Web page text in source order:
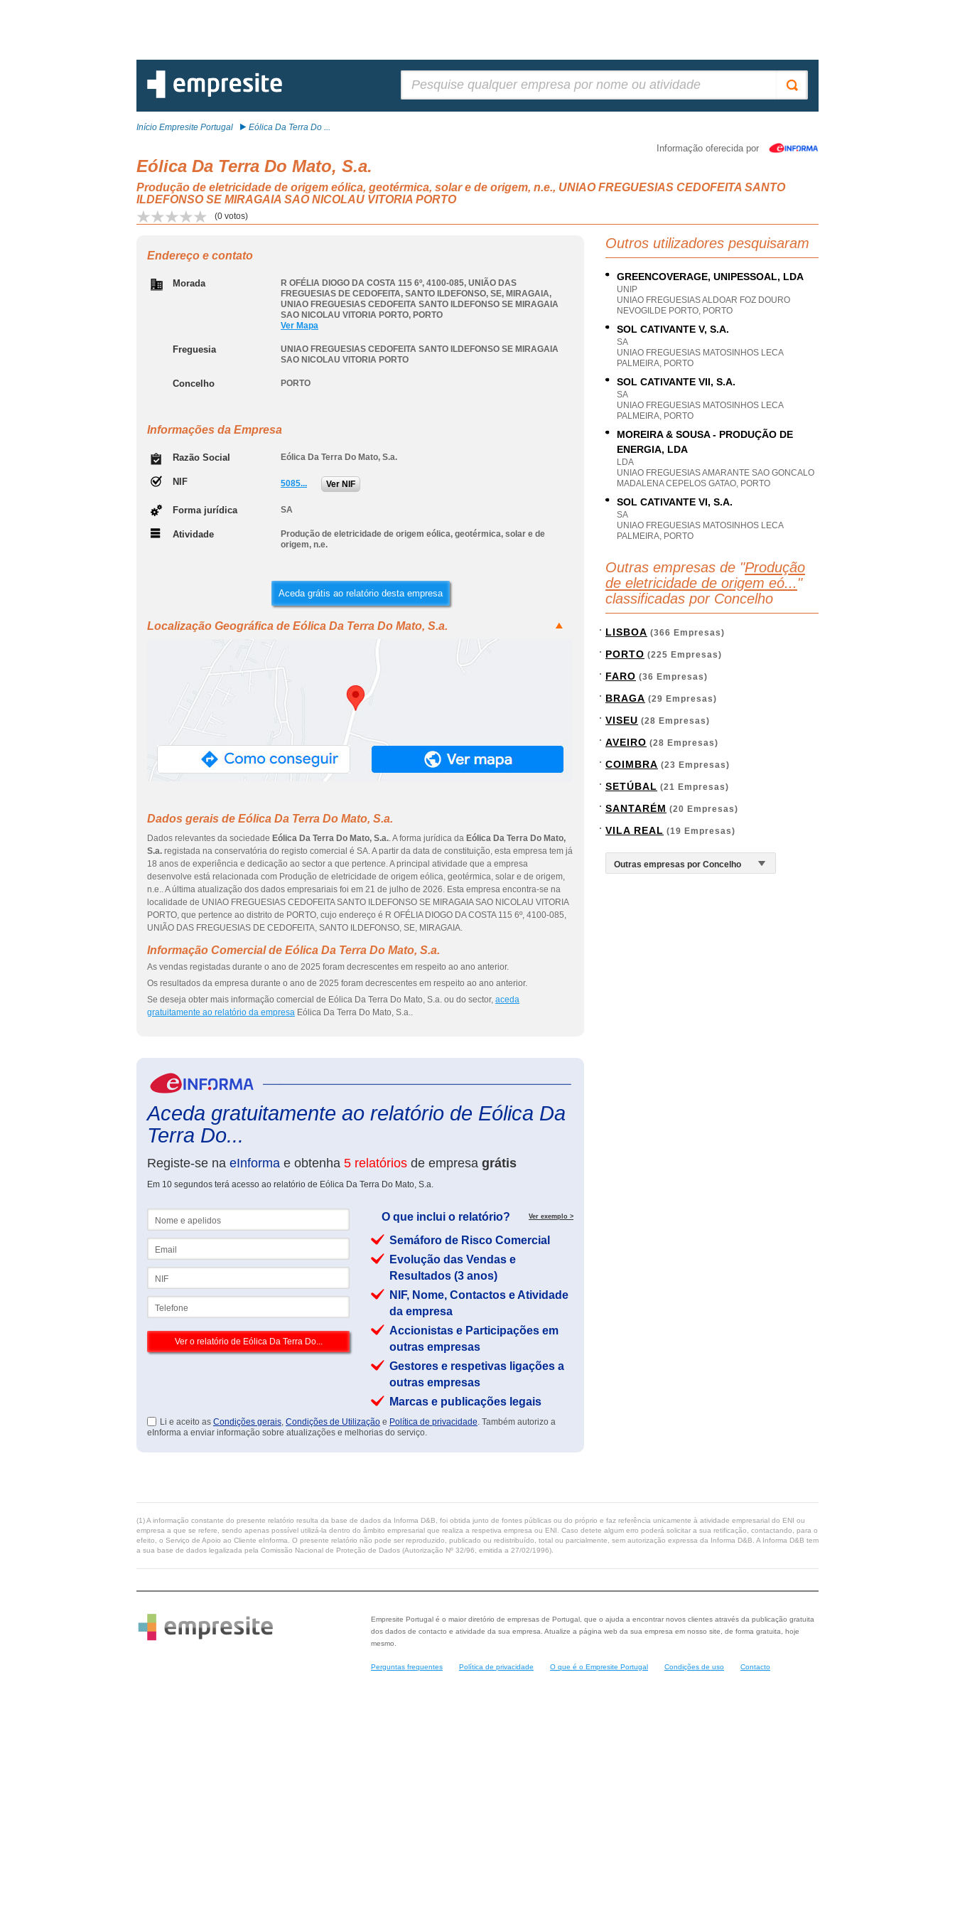
Início Empresite Portugal Eólica Da Terra Do ...
Informação oferecida por
Eólica Da Terra Do Mato, S.a.
Produção de eletricidade de origem eólica, geotérmica, solar e de origem, n.e., UNIAO FREGUESIAS CEDOFEITA SANTO
ILDEFONSO SE MIRAGAIA SAO NICOLAU VITORIA PORTO
(0 votos)
Endereço e contato
Morada
R OFÉLIA DIOGO DA COSTA 115 6º, 4100-085, UNIÃO DAS
FREGUESIAS DE CEDOFEITA, SANTO ILDEFONSO, SE, MIRAGAIA,
UNIAO FREGUESIAS CEDOFEITA SANTO ILDEFONSO SE MIRAGAIA
SAO NICOLAU VITORIA PORTO, PORTO
Ver Mapa
Freguesia
UNIAO FREGUESIAS CEDOFEITA SANTO ILDEFONSO SE MIRAGAIA
SAO NICOLAU VITORIA PORTO
Concelho PORTO
Informações da Empresa
Razão Social Eólica Da Terra Do Mato, S.a.
NIF 5085... Ver NIF
Forma jurídica SA
Atividade
Produção de eletricidade de origem eólica, geotérmica, solar e de
origem, n.e.
Aceda grátis ao relatório desta empresa
Localização Geográfica de Eólica Da Terra Do Mato, S.a.
Dados gerais de Eólica Da Terra Do Mato, S.a.
Dados relevantes da sociedade Eólica Da Terra Do Mato, S.a.. A forma jurídica da Eólica Da Terra Do Mato,
S.a. registada na conservatória do registo comercial é SA. A partir da data de constituição, esta empresa tem já
18 anos de experiência e dedicação ao sector a que pertence. A principal atividade que a empresa
desenvolve está relacionada com Produção de eletricidade de origem eólica, geotérmica, solar e de origem,
n.e.. A última atualização dos dados empresariais foi em 21 de julho de 2026. Esta empresa encontra-se na
localidade de UNIAO FREGUESIAS CEDOFEITA SANTO ILDEFONSO SE MIRAGAIA SAO NICOLAU VITORIA
PORTO, que pertence ao distrito de PORTO, cujo endereço é R OFÉLIA DIOGO DA COSTA 115 6º, 4100-085,
UNIÃO DAS FREGUESIAS DE CEDOFEITA, SANTO ILDEFONSO, SE, MIRAGAIA.
Informação Comercial de Eólica Da Terra Do Mato, S.a.
As vendas registadas durante o ano de 2025 foram decrescentes em respeito ao ano anterior.
Os resultados da empresa durante o ano de 2025 foram decrescentes em respeito ao ano anterior.
Se deseja obter mais informação comercial de Eólica Da Terra Do Mato, S.a. ou do sector, aceda
gratuitamente ao relatório da empresa Eólica Da Terra Do Mato, S.a..
Aceda gratuitamente ao relatório de Eólica Da
Terra Do...
Registe-se na eInforma e obtenha 5 relatórios de empresa grátis
Em 10 segundos terá acesso ao relatório de Eólica Da Terra Do Mato, S.a.
O que inclui o relatório? Ver exemplo >
Semáforo de Risco Comercial
Evolução das Vendas e
Resultados (3 anos)
NIF, Nome, Contactos e Atividade
da empresa
Accionistas e Participações em
outras empresas
Gestores e respetivas ligações a
outras empresas
Marcas e publicações legais
Li e aceito as Condições gerais, Condições de Utilização e Política de privacidade. Também autorizo a
eInforma a enviar informação sobre atualizações e melhorias do serviço.
Outros utilizadores pesquisaram
GREENCOVERAGE, UNIPESSOAL, LDA
UNIP
UNIAO FREGUESIAS ALDOAR FOZ DOURO
NEVOGILDE PORTO, PORTO
SOL CATIVANTE V, S.A.
SA
UNIAO FREGUESIAS MATOSINHOS LECA
PALMEIRA, PORTO
SOL CATIVANTE VII, S.A.
SA
UNIAO FREGUESIAS MATOSINHOS LECA
PALMEIRA, PORTO
MOREIRA & SOUSA - PRODUÇÃO DE
ENERGIA, LDA
LDA
UNIAO FREGUESIAS AMARANTE SAO GONCALO
MADALENA CEPELOS GATAO, PORTO
SOL CATIVANTE VI, S.A.
SA
UNIAO FREGUESIAS MATOSINHOS LECA
PALMEIRA, PORTO
Outras empresas de "Produção
de eletricidade de origem eó... "
classificadas por Concelho
LISBOA (366 Empresas)
PORTO (225 Empresas)
FARO (36 Empresas)
BRAGA (29 Empresas)
VISEU (28 Empresas)
AVEIRO (28 Empresas)
COIMBRA (23 Empresas)
SETÚBAL (21 Empresas)
SANTARÉM (20 Empresas)
VILA REAL (19 Empresas)
(1) A informação constante do presente relatório resulta da base de dados da Informa D&B, foi obtida junto de fontes públicas ou do próprio e faz referência unicamente à atividade empresarial do ENI ou
empresa a que se refere, sendo apenas possível utilizá-la dentro do âmbito empresarial que realiza a respetiva empresa ou ENI. Caso detete algum erro poderá solicitar a sua retificação, contactando, para o
efeito, o Serviço de Apoio ao Cliente eInforma. O presente relatório não pode ser reproduzido, publicado ou redistribuído, total ou parcialmente, sem autorização expressa da Informa D&B. A Informa D&B tem
a sua base de dados legalizada pela Comissão Nacional de Proteção de Dados (Autorização Nº 32/96, emitida a 27/02/1996).
Empresite Portugal é o maior diretório de empresas de Portugal, que o ajuda a encontrar novos clientes através da publicação gratuita
dos dados de contacto e atividade da sua empresa. Atualize a página web da sua empresa em nosso site, de forma gratuita, hoje
mesmo.
Perguntas frequentes Política de privacidade O que é o Empresite Portugal Condições de uso Contacto